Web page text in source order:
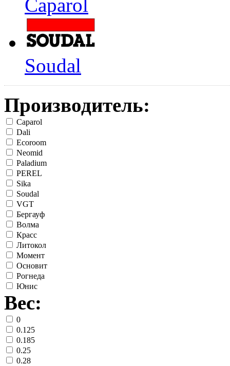
Caparol
Soudal
Производитель:
Caparol
Dali
Ecoroom
Neomid
Paladium
PEREL
Sika
Soudal
VGT
Бергауф
Волма
Красс
Литокол
Момент
Основит
Рогнеда
Юнис
Вес:
0
0.125
0.185
0.25
0.28